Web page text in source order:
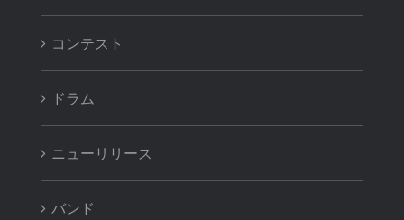
コンテスト
ドラム
ニューリリース
バンド